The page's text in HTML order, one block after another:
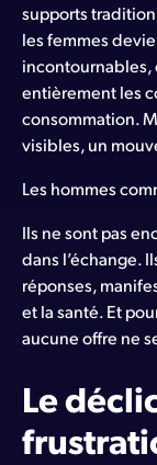
supports
les femmes
incontournables,
entièrement les
consommation.
visibles, un
Les hommes
Ils ne sont pas
dans l’échange.
réponses,
et la santé. Et
aucune offre ne
Le